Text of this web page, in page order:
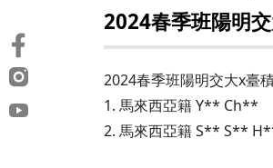
2024春季班陽明
2024春季班陽明交大x臺
1. 馬來西亞籍 Y** Ch**
2. 馬來西亞籍 S** S**